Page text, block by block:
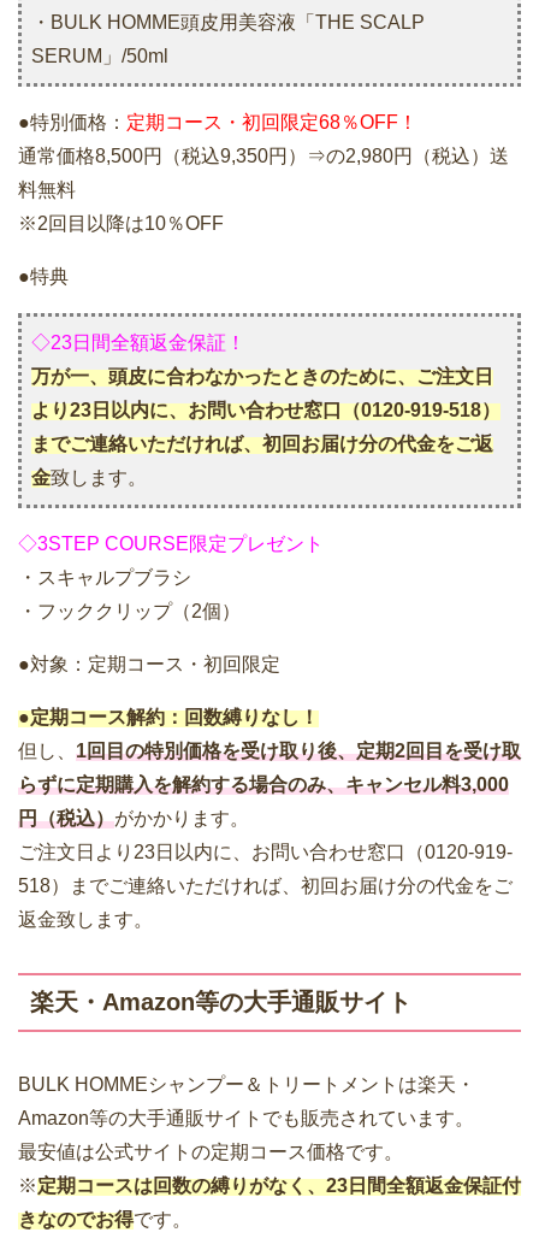
・BULK HOMME頭皮用美容液「THE SCALP
SERUM」/50ml
●特別価格： 定期コース・初回限定68％OFF！
通常価格8,500円（税込9,350円）⇒の2,980円（税込）送
料無料
※2回目以降は10％OFF
●特典
◇23日間全額返金保証！
万が一、頭皮に合わなかったときのために、ご注文日
より23日以内に、お問い合わせ窓口（0120-919-518）
までご連絡いただければ、初回お届け分の代金をご返
金致します。
◇3STEP COURSE限定プレゼント
・スキャルプブラシ
・フッククリップ（2個）
●対象：定期コース・初回限定
●定期コース解約：回数縛りなし！
但し、 1回目の特別価格を受け取り後、定期2回目を受け取
らずに定期購入を解約する場合のみ、キャンセル料3,000
円（税込）がかかります。
ご注文日より23日以内に、お問い合わせ窓口（0120-919-
518）までご連絡いただければ、初回お届け分の代金をご
返金致します。
楽天・Amazon等の大手通販サイト
BULK HOMMEシャンプー＆トリートメントは楽天・
Amazon等の大手通販サイトでも販売されています。
最安値は公式サイトの定期コース価格です。
※定期コースは回数の縛りがなく、23日間全額返金保証付
きなのでお得です。